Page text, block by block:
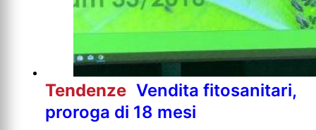
Tendenze Vendita fitosanitari,
proroga di 18 mesi